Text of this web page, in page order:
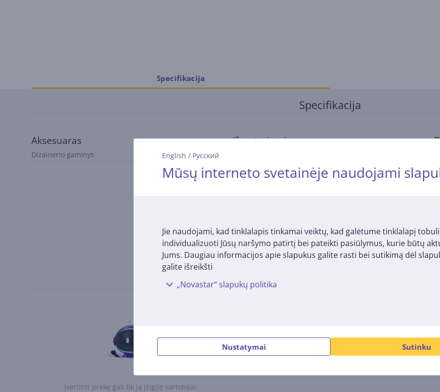
English / Русский
Mūsų interneto svetainėje naudojami
Jie naudojami, kad tinklalapis tinkamai veiktų, kad galėtume tinklalapį
individualizuoti Jūsų naršymo patirtį bei pateikti pasiūlymus, kurie būtų
Jums. Daugiau informacijos apie slapukus galite rasti bei sutikimą dėl
galite išreikšti
„Novastar“ slapukų politika
Nustatymai Sutinku
Specifikacija
Specifikacija
Aksesuaras
Dizainerio gaminys Virtuvės indai
Išmatavimai
Svoris
1,5 kg
Įvertinti prekę gali tik ją įsigiję vartotojai.
Atsiliepimų nėra.
Įsigiję prekę, galėsite tapti pirmuoju, palikusiu atsiliepimą.